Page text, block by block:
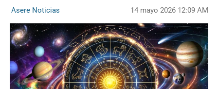
Asere Noticias 14 mayo 2026 12:09 AM